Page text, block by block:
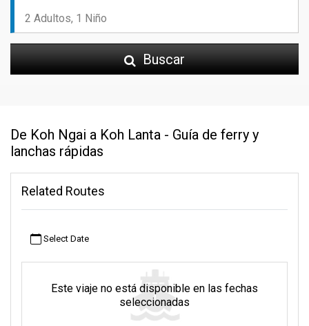
Buscar
De Koh Ngai a Koh Lanta - Guía de ferry y
lanchas rápidas
Related Routes
Select Date
Este viaje no está disponible en las fechas
seleccionadas